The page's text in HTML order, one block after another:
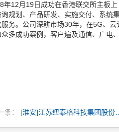
12月19日成功在香港联交所主板上
规划、产品研发、实施交付、系统
务。公司深耕市场30年，在5G、云
多成功案例，客户遍及通信、广电、
条： [淮安]江苏纽泰格